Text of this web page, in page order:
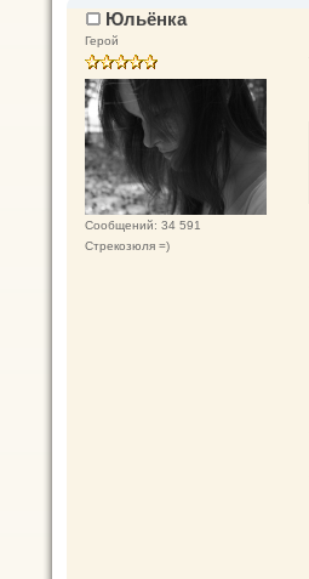
Юльёнка
Герой
Сообщений: 34 591
Стрекозюля =)